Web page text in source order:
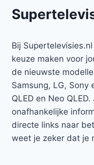
Bij
keuze maken voor
de nieuwste
Samsung, LG, Sony
QLED en Neo
onafhankelijke
directe links naar
weet je zeker dat je